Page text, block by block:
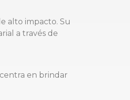
alto impacto. Su
a través de
en brindar